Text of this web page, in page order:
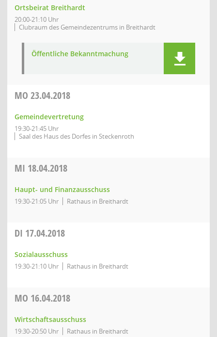
Ortsbeirat Breithardt
20:00-21:10 Uhr
Clubraum des Gemeindezentrums in Breithardt
Öffentliche Bekanntmachung
MO 23.04.2018
Gemeindevertretung
19:30-21:45 Uhr
Saal des Haus des Dorfes in Steckenroth
MI 18.04.2018
Haupt- und Finanzausschuss
19:30-21:05 Uhr Rathaus in Breithardt
DI 17.04.2018
Sozialausschuss
19:30-21:10 Uhr Rathaus in Breithardt
MO 16.04.2018
Wirtschaftsausschuss
19:30-20:50 Uhr Rathaus in Breithardt